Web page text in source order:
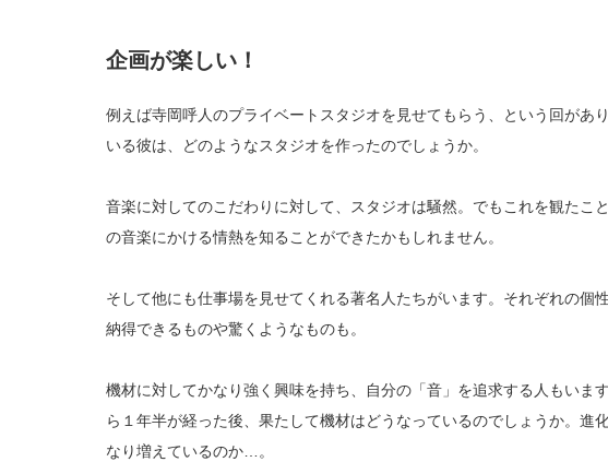
企画が楽しい！
例えば寺岡呼人のプライベートスタジオを見せてもらう、という回があ
いる彼は、どのようなスタジオを作ったのでしょうか。
音楽に対してのこだわりに対して、スタジオは騒然。でもこれを観たこ
の音楽にかける情熱を知ることができたかもしれません。
そして他にも仕事場を見せてくれる著名人たちがいます。それぞれの個
納得できるものや驚くようなものも。
機材に対してかなり強く興味を持ち、自分の「音」を追求する人もいま
ら１年半が経った後、果たして機材はどうなっているのでしょうか。進
なり増えているのか…。